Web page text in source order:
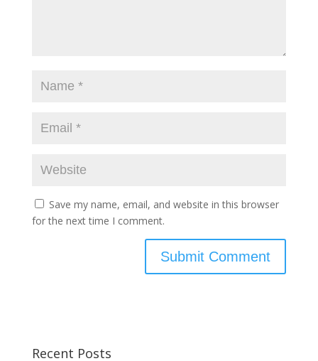
Save my name, email, and website in this browser
for the next time I comment.
Recent Posts